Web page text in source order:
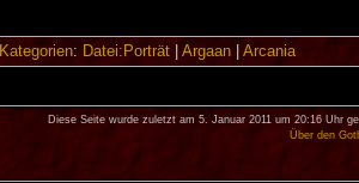
Kategorien: Datei:Porträt| Argaan| Arcania
Diese Seite wurde zuletzt am 5. Januar 2011 um 20:16 Uhr
Über den